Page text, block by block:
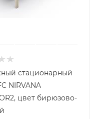
стационарный
NIRVANA
цвет бирюзово-